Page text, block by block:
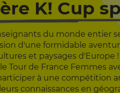
K! Cup
du monde entier
d'une formidable
et paysages d'Europe !
Tour de France Femmes
à une compétition
connaissances en